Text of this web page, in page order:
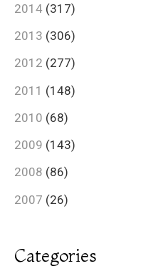
2014 (317)
2013 (306)
2012 (277)
2011 (148)
2010 (68)
2009 (143)
2008 (86)
2007 (26)
Categories